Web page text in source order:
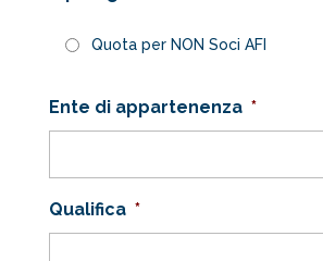
Quota per NON Soci AFI
Ente di appartenenza *
Qualifica *